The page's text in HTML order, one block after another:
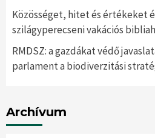
Közösséget, hitet és értékeket
szilágyperecseni vakációs
RMDSZ: a gazdákat védő
parlament a biodiverzitási
Archívum